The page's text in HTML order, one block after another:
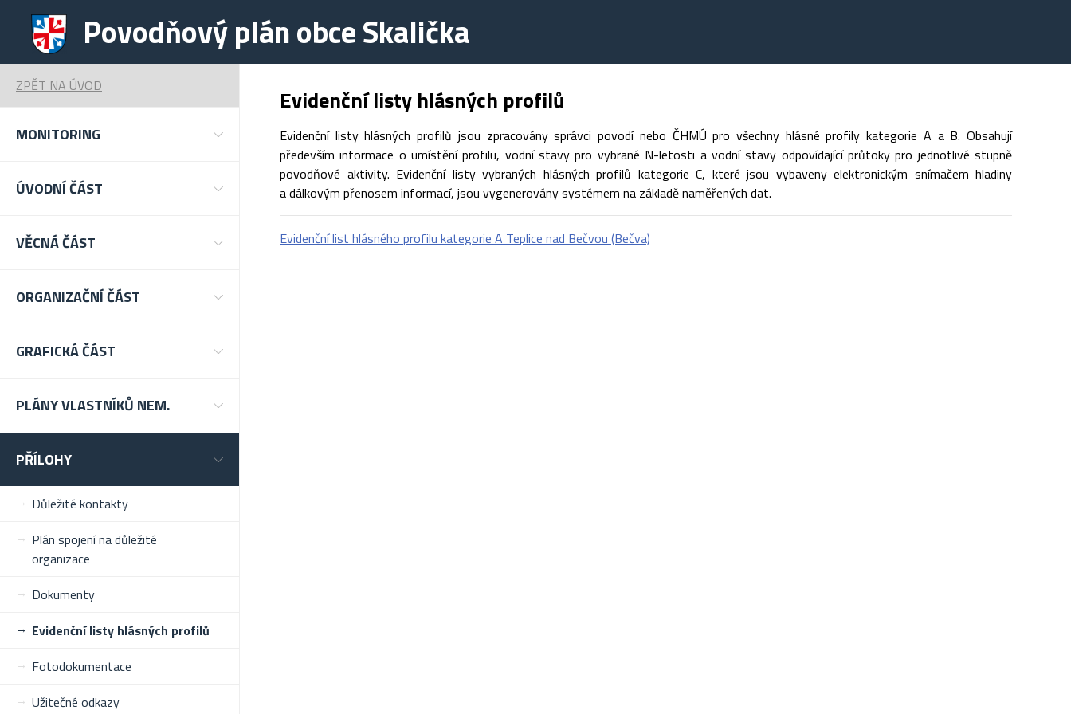
Povodňový plán obce Skalička
ZPĚT NA ÚVOD
MONITORING
ÚVODNÍ ČÁST
VĚCNÁ ČÁST
ORGANIZAČNÍ ČÁST
GRAFICKÁ ČÁST
PLÁNY VLASTNÍKŮ NEM.
PŘÍLOHY
Důležité kontakty
Plán spojení na důležité
organizace
Dokumenty
Evidenční listy hlásných profilů
Fotodokumentace
Užitečné odkazy
Evidenční listy hlásných profilů
Evidenční listy hlásných profilů jsou zpracovány správci povodí nebo ČHMÚ pro všechny hlásné profily kategorie A a B. Obsahují
především informace o umístění profilu, vodní stavy pro vybrané N-letosti a vodní stavy odpovídající průtoky pro jednotlivé stupně
povodňové aktivity. Evidenční listy vybraných hlásných profilů kategorie C, které jsou vybaveny elektronickým snímačem hladiny
a dálkovým přenosem informací, jsou vygenerovány systémem na základě naměřených dat.
Evidenční list hlásného profilu kategorie A Teplice nad Bečvou (Bečva)